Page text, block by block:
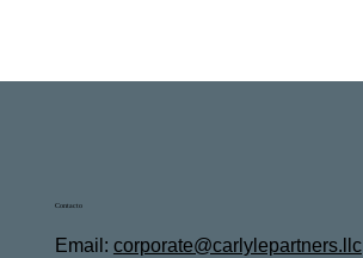
Contacto
Email: corporate@carlylepartners.llc